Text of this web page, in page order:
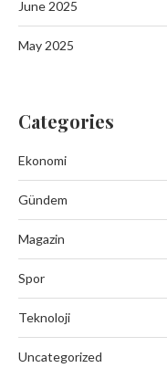
June 2025
May 2025
Categories
Ekonomi
Gündem
Magazin
Spor
Teknoloji
Uncategorized